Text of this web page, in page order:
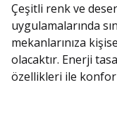
Çeşitli renk ve
uygulamalarında
mekanlarınıza
olacaktır. Enerji
özellikleri ile